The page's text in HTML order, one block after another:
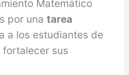
Matemático
por una tarea
a los estudiantes de
fortalecer sus